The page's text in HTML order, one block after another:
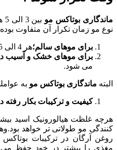
ماندگاری بوتاکس مو
نوع مو زمان تکرار آن متفاوت
برای موهای سالم؛هر 4 الی 5 هفته کافیست.
برای موهای خشک و آسیب
می شود.
البته ماندگاری بوتاکس مو به
کیفیت و ترکیبات بکار رفته
هرچه غلظت هیالورونیک اسید
کنندگی مو طولاتی تر خواهد
روغن آرگان در ترکیبات بوتاکس
مغذی را بیشتر در خود حفظ می